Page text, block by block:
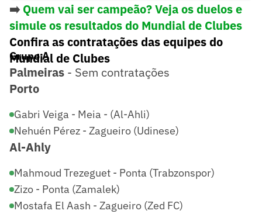
➡️ Quem vai ser campeão? Veja os duelos e
simule os resultados do Mundial de Clubes
Confira as contratações das equipes do
Mundial de Clubes
Grupo A
Palmeiras - Sem contratações
Porto
Gabri Veiga - Meia - (Al-Ahli)
Nehuén Pérez - Zagueiro (Udinese)
Al-Ahly
Mahmoud Trezeguet - Ponta (Trabzonspor)
Zizo - Ponta (Zamalek)
Mostafa El Aash - Zagueiro (Zed FC)